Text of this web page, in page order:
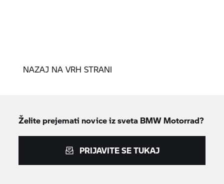
NAZAJ NA VRH STRANI
Želite prejemati novice iz sveta BMW Motorrad?
PRIJAVITE SE TUKAJ